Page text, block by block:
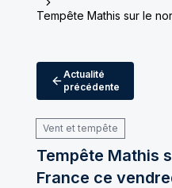
Tempête Mathis sur le
Actualité
précédente
Vent et tempête
Tempête Mathis
France ce